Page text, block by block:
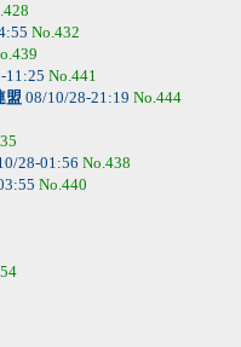
No.432
11:25 No.441
盟 08/10/28-21:19 No.444
28-01:56 No.438
No.440